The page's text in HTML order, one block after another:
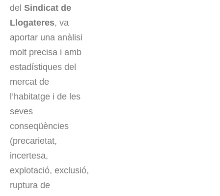
del Sindicat de
Llogateres, va
aportar una anàlisi
molt precisa i amb
estadístiques del
mercat de
l’habitatge i de les
seves
conseqüències
(precarietat,
incertesa,
explotació, exclusió,
ruptura de